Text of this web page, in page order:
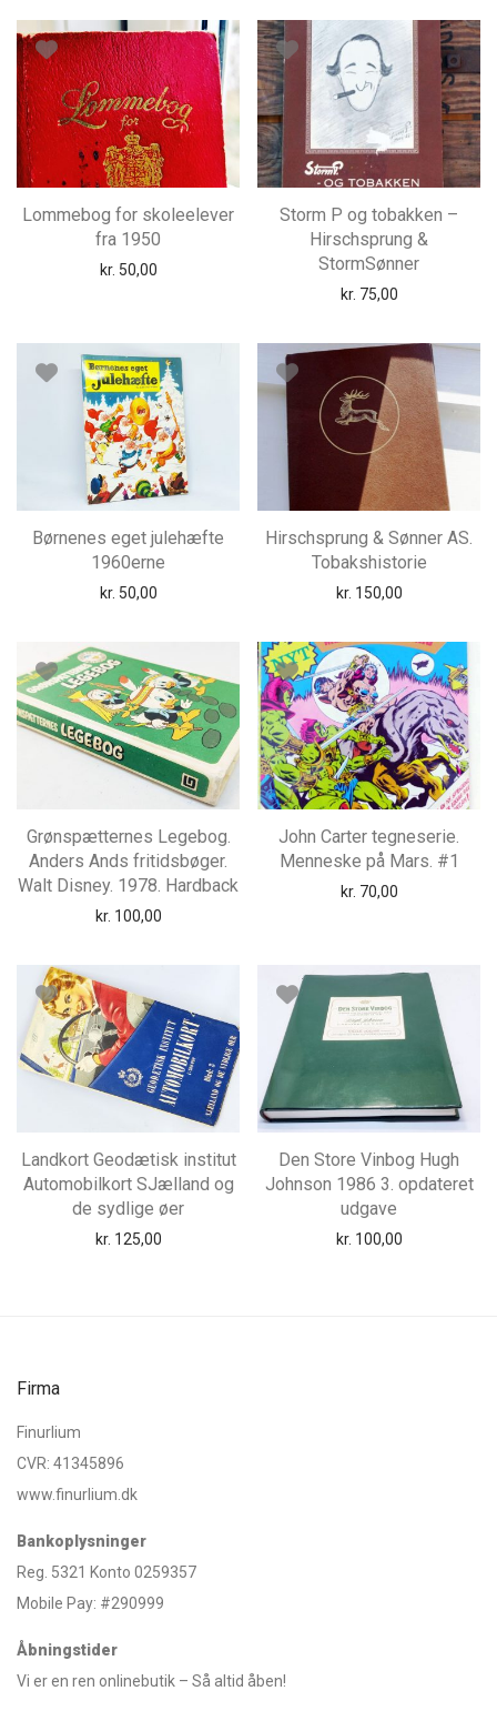
Lommebog for skoleelever
fra 1950
kr. 50,00
Storm P og tobakken –
Hirschsprung &
StormSønner
kr. 75,00
Børnenes eget julehæfte
1960erne
kr. 50,00
Hirschsprung & Sønner AS.
Tobakshistorie
kr. 150,00
Grønspætternes Legebog.
Anders Ands fritidsbøger.
Walt Disney. 1978. Hardback
kr. 100,00
John Carter tegneserie.
Menneske på Mars. #1
kr. 70,00
Landkort Geodætisk institut
Automobilkort SJælland og
de sydlige øer
kr. 125,00
Den Store Vinbog Hugh
Johnson 1986 3. opdateret
udgave
kr. 100,00
Firma
Finurlium
CVR: 41345896
www.finurlium.dk
Bankoplysninger
Reg. 5321 Konto 0259357
Mobile Pay: #290999
Åbningstider
Vi er en ren onlinebutik – Så altid åben!